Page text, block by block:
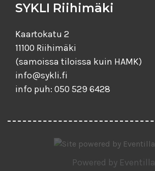
SYKLI Riihimäki
Kaartokatu 2
11100 Riihimäki
(samoissa tiloissa kuin HAMK)
info@sykli.fi
info puh: 050 529 6428
Powered by Eventilla